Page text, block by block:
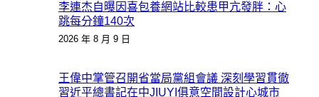
李連杰自曝因喜包養網站比較患甲亢發胖：心
跳每分鐘140次
2026 年 8 月 9 日
王偉中掌管召開省當局黨組會議 深刻學習貫徹
習近平總書記在中JIUYI俱意空間設計心城市